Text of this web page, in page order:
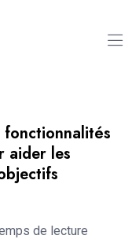
aider les
de lecture